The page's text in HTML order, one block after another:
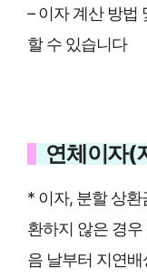
– 이자 계산 방법
할 수 있습니다
연체이자(
* 이자, 분할 상
환하지 않은 경
음 날부터 지연